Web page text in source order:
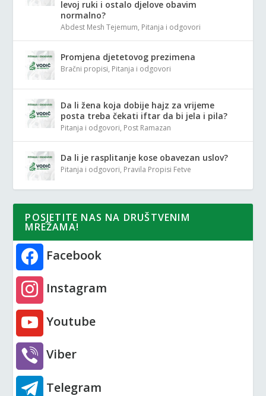
levoj ruki i ostalo djelove obavim
normalno?
Abdest Mesh Tejemum, Pitanja i odgovori
Promjena djetetovog prezimena
Bračni propisi, Pitanja i odgovori
Da li žena koja dobije hajz za vrijeme
posta treba čekati iftar da bi jela i pila?
Pitanja i odgovori, Post Ramazan
Da li je rasplitanje kose obavezan uslov?
Pitanja i odgovori, Pravila Propisi Fetve
POSJETITE NAS NA DRUŠTVENIM
MREŽAMA!
Facebook
Instagram
Youtube
Viber
Telegram